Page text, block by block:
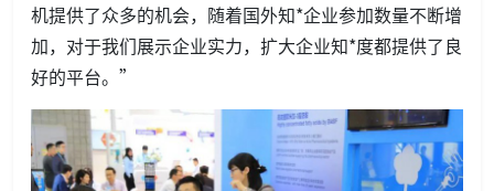
机提供了众多的机会，随着国外知*企业参加数量不断增
加，对于我们展示企业实力，扩大企业知*度都提供了良
好的平台。”